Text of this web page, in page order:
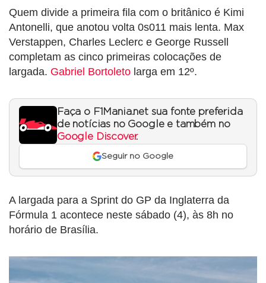
Quem divide a primeira fila com o britânico é Kimi
Antonelli, que anotou volta 0s011 mais lenta. Max
Verstappen, Charles Leclerc e George Russell
completam as cinco primeiras colocações de
largada. Gabriel Bortoleto larga em 12º.
Faça o F1Mania.net sua fonte preferida
de notícias no Google e também no
Google Discover.
Seguir no Google
A largada para a Sprint do GP da Inglaterra da
Fórmula 1 acontece neste sábado (4), às 8h no
horário de Brasília.